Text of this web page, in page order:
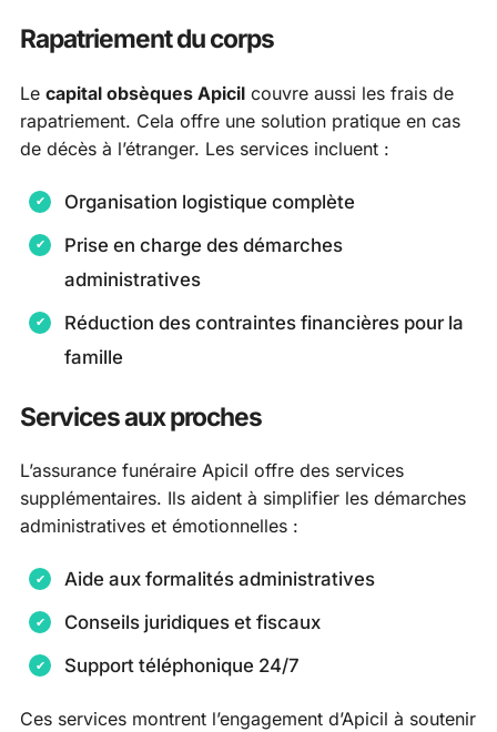
Rapatriement du corps
Le capital obsèques Apicil couvre aussi les frais de
rapatriement. Cela offre une solution pratique en cas
de décès à l’étranger. Les services incluent :
Organisation logistique complète
Prise en charge des démarches
administratives
Réduction des contraintes financières pour la
famille
Services aux proches
L’assurance funéraire Apicil offre des services
supplémentaires. Ils aident à simplifier les démarches
administratives et émotionnelles :
Aide aux formalités administratives
Conseils juridiques et fiscaux
Support téléphonique 24/7
Ces services montrent l’engagement d’Apicil à soutenir